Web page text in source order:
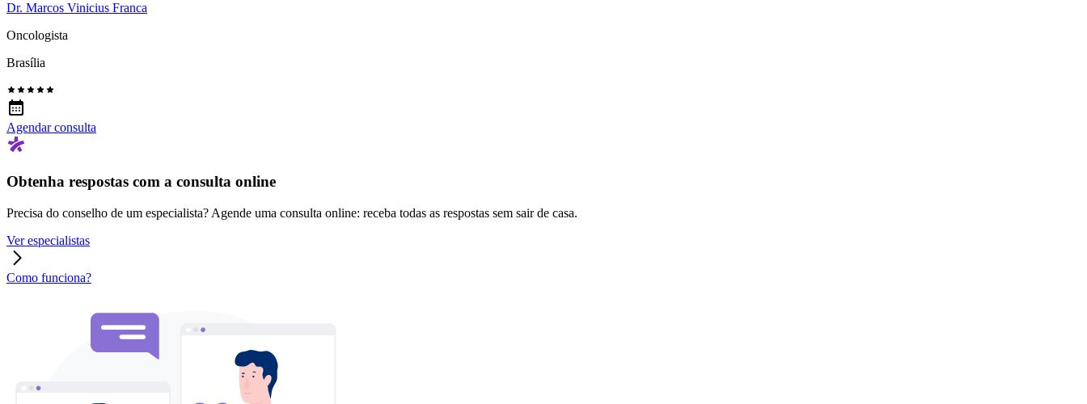
Dr. Marcos Vinicius Franca
Oncologista
Brasília
Agendar consulta
Obtenha respostas com a consulta online
Precisa do conselho de um especialista? Agende uma consulta online: receba todas as respostas sem sair de casa.
Ver especialistas
Como funciona?